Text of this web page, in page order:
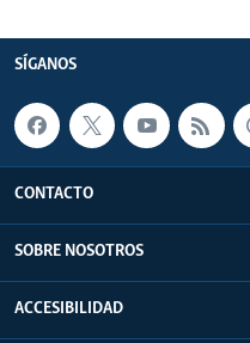
SÍGANOS
CONTACTO
SOBRE NOSOTROS
ACCESIBILIDAD